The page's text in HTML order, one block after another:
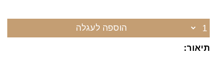
הוספה לעגלה
תיאור: